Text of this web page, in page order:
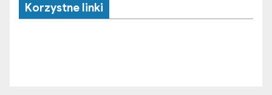
Korzystne linki